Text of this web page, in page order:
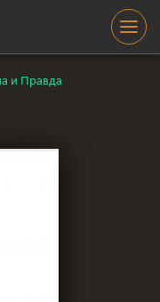
и Правда